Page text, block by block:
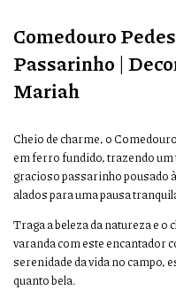
Comedouro
Passarinho |
Mariah
Cheio de charme, o Comedouro
em ferro fundido, trazendo
gracioso passarinho pousado
alados para uma pausa
Traga a beleza da natureza e
varanda com este encantador
serenidade da vida no campo,
quanto bela.